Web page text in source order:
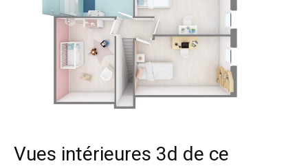
Vues intérieures 3d de ce